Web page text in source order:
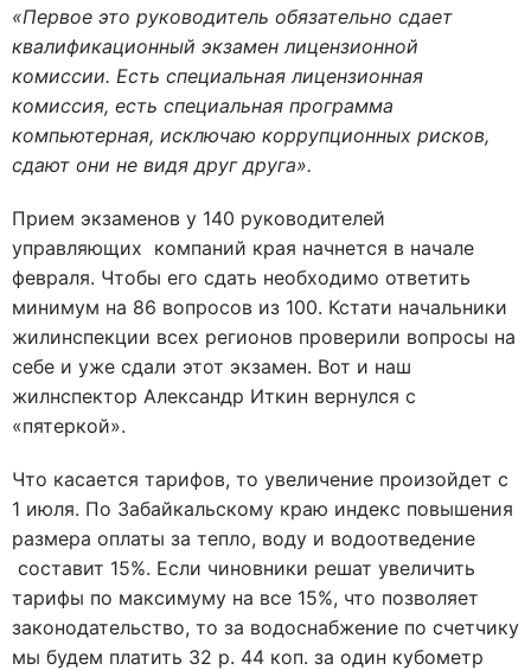
«Первое это руководитель обязательно сдает
квалификационный экзамен лицензионной
комиссии. Есть специальная лицензионная
комиссия, есть специальная программа
компьютерная, исключаю коррупционных рисков,
сдают они не видя друг друга».
Прием экзаменов у 140 руководителей
управляющих компаний края начнется в начале
февраля. Чтобы его сдать необходимо ответить
минимум на 86 вопросов из 100. Кстати начальники
жилинспекции всех регионов проверили вопросы на
себе и уже сдали этот экзамен. Вот и наш
жилнспектор Александр Иткин вернулся с
«пятеркой».
Что касается тарифов, то увеличение произойдет с
1 июля. По Забайкальскому краю индекс повышения
размера оплаты за тепло, воду и водоотведение
составит 15%. Если чиновники решат увеличить
тарифы по максимуму на все 15%, что позволяет
законодательство, то за водоснабжение по счетчику
мы будем платить 32 р. 44 коп. за один кубометр